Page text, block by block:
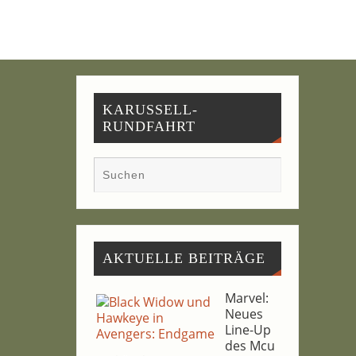
KARUSSELL-
RUNDFAHRT
AKTU­EL­LE BEITRÄGE
Mar­vel:
Neu­es
Line-Up
des Mcu